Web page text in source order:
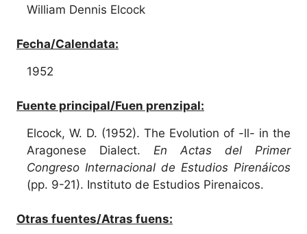
William Dennis Elcock
Fecha/Calendata:
1952
Fuente principal/Fuen prenzipal:
Elcock, W. D. (1952). The Evolution of -ll- in the
Aragonese Dialect. En Actas del Primer
Congreso Internacional de Estudios Pirenáicos
(pp. 9-21). Instituto de Estudios Pirenaicos.
Otras fuentes/Atras fuens: